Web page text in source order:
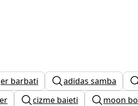
barbati adidas samba
cizme baieti
moon